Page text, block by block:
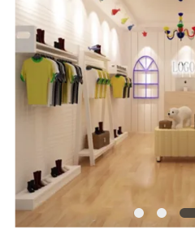
PLAN
DU
SITE
PRIVACY
POLICY